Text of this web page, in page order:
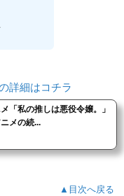
詳細はコチラ
「私の推しは悪役令嬢。」
メの続...
▲目次へ戻る